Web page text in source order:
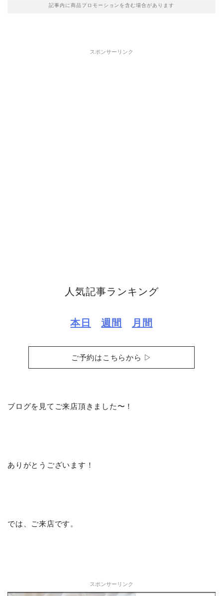
記事内に商品プロモーションを含む場合があります
スポンサーリンク
人気記事ランキング
本日 週間 月間
ご予約はこちらから ▷
ブログを見てご来店頂きました〜！
ありがとうございます！
では、ご来店です。
スポンサーリンク